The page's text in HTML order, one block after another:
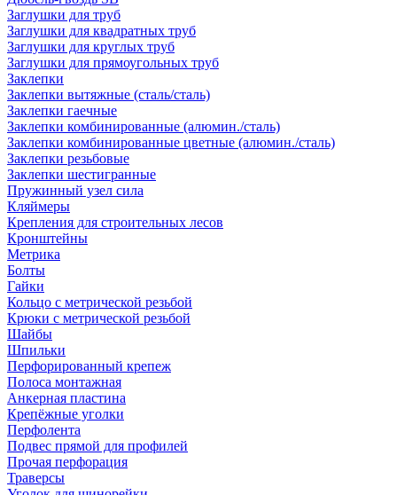
Заглушки для труб
Заглушки для квадратных труб
Заглушки для круглых труб
Заглушки для прямоугольных труб
Заклепки
Заклепки вытяжные (сталь/сталь)
Заклепки гаечные
Заклепки комбинированные (алюмин./сталь)
Заклепки комбинированные цветные (алюмин./сталь)
Заклепки резьбовые
Заклепки шестигранные
Пружинный узел сила
Кляймеры
Крепления для строительных лесов
Кронштейны
Метрика
Болты
Гайки
Кольцо с метрической резьбой
Крюки с метрической резьбой
Шайбы
Шпильки
Перфорированный крепеж
Полоса монтажная
Анкерная пластина
Крепёжные уголки
Перфолента
Подвес прямой для профилей
Прочая перфорация
Траверсы